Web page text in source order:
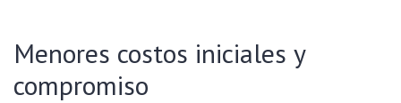
Menores costos iniciales y
compromiso